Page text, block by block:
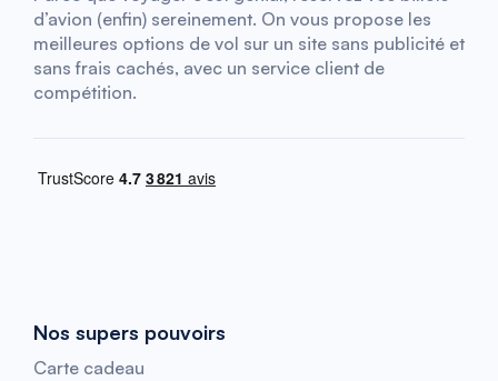
d’avion (enfin) sereinement. On vous propose les
meilleures options de vol sur un site sans publicité et
sans frais cachés, avec un service client de
compétition.
Nos supers pouvoirs
Carte cadeau